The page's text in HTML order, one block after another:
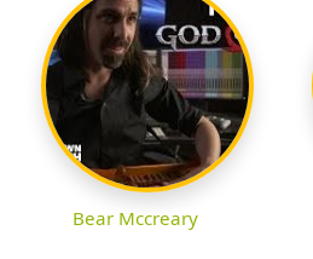
Bear Mccreary